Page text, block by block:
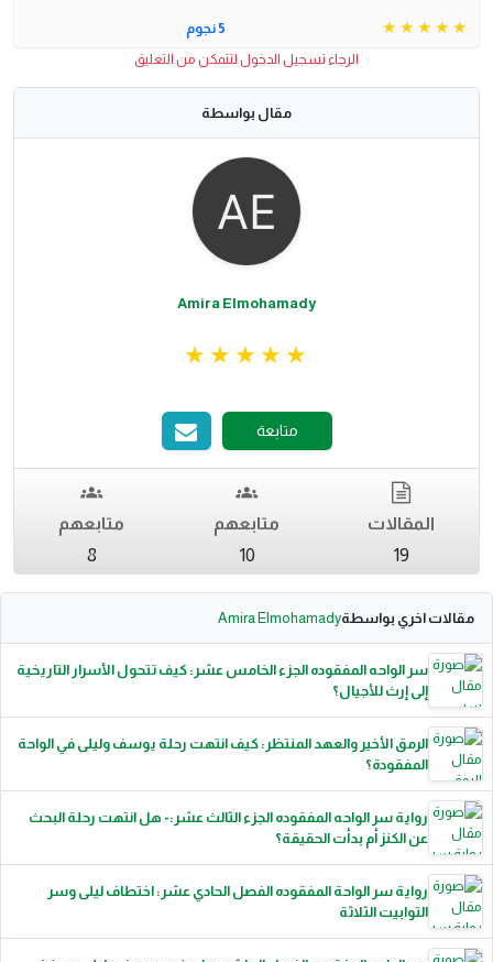
5 نجوم
الرجاء تسجيل الدخول لتتمكن من التعليق
مقال بواسطة
Amira Elmohamady
متابعة
المقالات
19
متابعهم
10
متابعهم
8
مقالات اخري بواسطةAmira Elmohamady
سر الواحه المفقوده الجزء الخامس عشر: كيف تتحول الأسرار التاريخية
إلى إرث للأجيال؟
الرمق الأخير والعهد المنتظر: كيف انتهت رحلة يوسف وليلى في الواحة
المفقودة؟
رواية سر الواحه المفقوده الجزء الثالث عشر:- هل انتهت رحلة البحث
عن الكنز أم بدأت الحقيقة؟
رواية سر الواحة المفقوده الفصل الحادي عشر: اختطاف ليلى وسر
التوابيت الثلاثة